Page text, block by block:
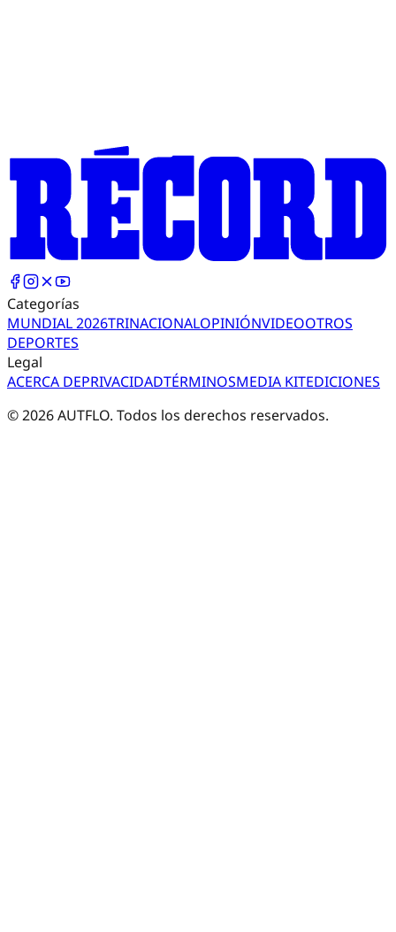
Categorías
MUNDIAL 2026TRINACIONALOPINIÓNVIDEOOTROS
DEPORTES
Legal
ACERCA DEPRIVACIDADTÉRMINOSMEDIA KITEDICIONES
©2026AUTFLO. Todos los derechos reservados.